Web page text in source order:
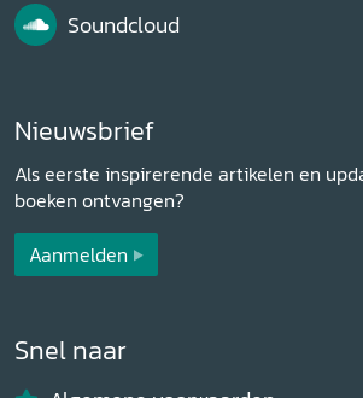
Soundcloud
Nieuwsbrief
Als eerste inspirerende artikelen en
boeken ontvangen?
Aanmelden
Snel naar